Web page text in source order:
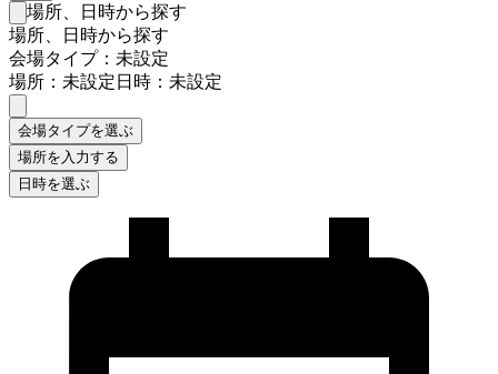
検索フォームを閉じる
場所、日時から探す
場所、日時から探す
会場タイプ：未設定
場所：未設定日時：未設定
会場タイプを選ぶ
場所を入力する
日時を選ぶ